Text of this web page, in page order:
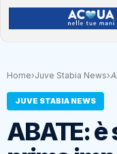
Home›Juve Stabia News›
JUVE STABIA NEWS
ABATE: è